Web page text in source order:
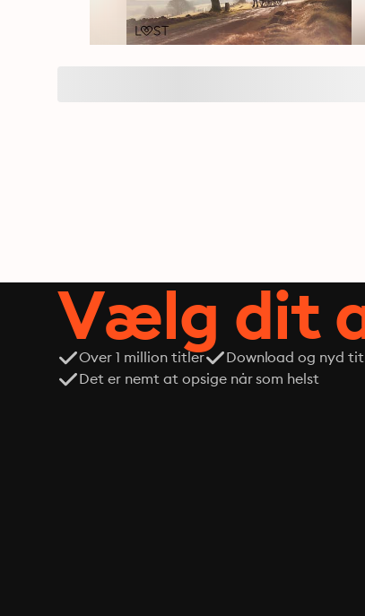
Vælg dit
Over 1 million titler Download og nyd
Det er nemt at opsige når som helst